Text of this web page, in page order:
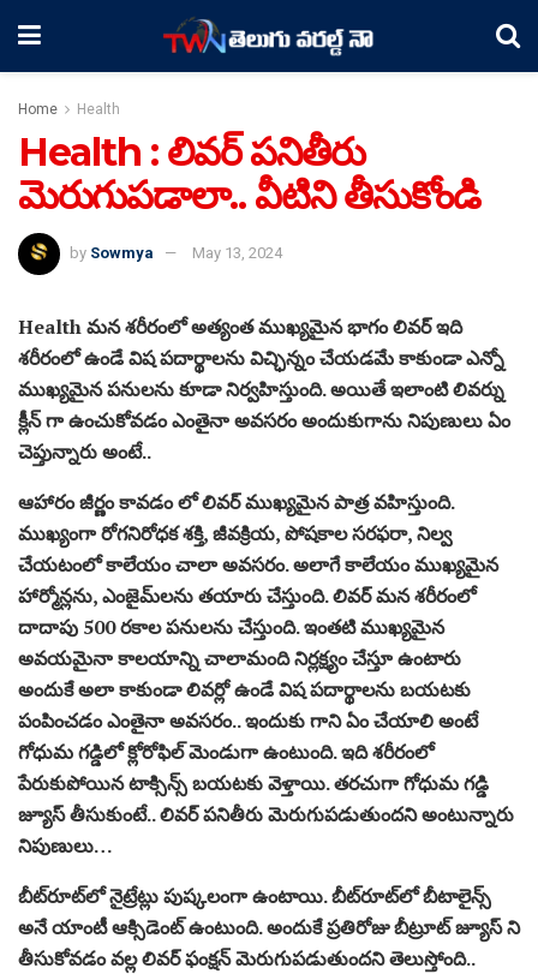
Home Health
Health : లివర్ పనితీరు
మెరుగుపడాలా.. వీటిని తీసుకోండి
by Sowmya May 13, 2024
Health మన శరీరంలో అత్యంత ముఖ్యమైన భాగం లివర్ ఇది
శరీరంలో ఉండే విష పదార్థాలను విచ్ఛిన్నం చేయడమే కాకుండా ఎన్నో
ముఖ్యమైన పనులను కూడా నిర్వహిస్తుంది. అయితే ఇలాంటి లివర్ను
క్లీన్ గా ఉంచుకోవడం ఎంతైనా అవసరం అందుకుగాను నిపుణులు ఏం
చెప్తున్నారు అంటే..
ఆహారం జీర్ణం కావడం లో లివర్ ముఖ్యమైన పాత్ర వహిస్తుంది.
ముఖ్యంగా రోగనిరోధక శక్తి, జీవక్రియ, పోషకాల సరఫరా, నిల్వ
చేయటంలో కాలేయం చాలా అవసరం. అలాగే కాలేయం ముఖ్యమైన
హార్మోన్లను, ఎంజైమ్‌లను తయారు చేస్తుంది. లివర్‌ మన శరీరంలో
దాదాపు 500 రకాల పనులను చేస్తుంది. ఇంతటి ముఖ్యమైన
అవయమైనా కాలయాన్ని చాలామంది నిర్లక్ష్యం చేస్తూ ఉంటారు
అందుకే అలా కాకుండా లివర్లో ఉండే విష పదార్థాలను బయటకు
పంపించడం ఎంతైనా అవసరం.. ఇందుకు గాని ఏం చేయాలి అంటే
గోధుమ గడ్డిలో క్లోరోఫిల్‌ మెండుగా ఉంటుంది. ఇది శరీరంలో
పేరుకుపోయిన టాక్సిన్స్‌‌‌‌‌ బయటకు వెళ్తాయి. తరచుగా గోధుమ గడ్డి
జ్యూస్‌ తీసుకుంటే.. లివర్ పనితీరు మెరుగుపడుతుందని అంటున్నారు
నిపుణులు…
బీట్‌రూట్‌లో నైట్రేట్లు పుష్కలంగా ఉంటాయి. బీట్‌రూట్‌లో బీటాలైన్స్
అనే యాంటీ ఆక్సిడెంట్ ఉంటుంది. అందుకే ప్రతిరోజు బీట్రూట్ జ్యూస్ ని
తీసుకోవడం వల్ల లివర్ ఫంక్షన్ మెరుగుపడుతుందని తెలుస్తోంది..